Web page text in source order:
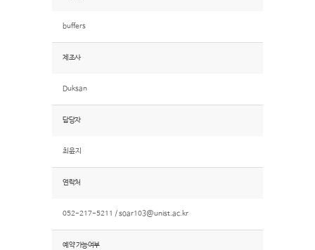
buffers
제조사
Duksan
담당자
최윤지
연락처
052-217-5211 /soar103@unist.ac.kr
예약 가능여부